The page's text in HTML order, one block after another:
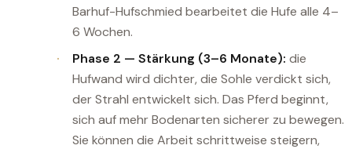
Barhuf-Hufschmied bearbeitet die Hufe alle 4–
6 Wochen.
Phase 2 — Stärkung (3–6 Monate): die
Hufwand wird dichter, die Sohle verdickt sich,
der Strahl entwickelt sich. Das Pferd beginnt,
sich auf mehr Bodenarten sicherer zu bewegen.
Sie können die Arbeit schrittweise steigern,